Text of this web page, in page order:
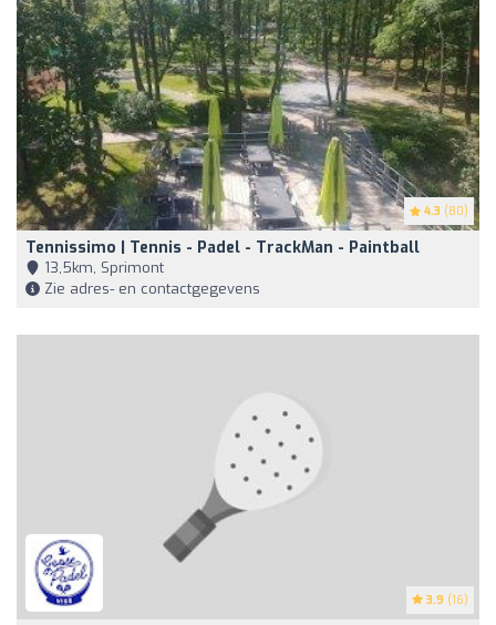
4.3 (80)
Tennissimo | Tennis - Padel - TrackMan - Paintball
13,5km, Sprimont
Zie adres- en contactgegevens
3.9 (16)